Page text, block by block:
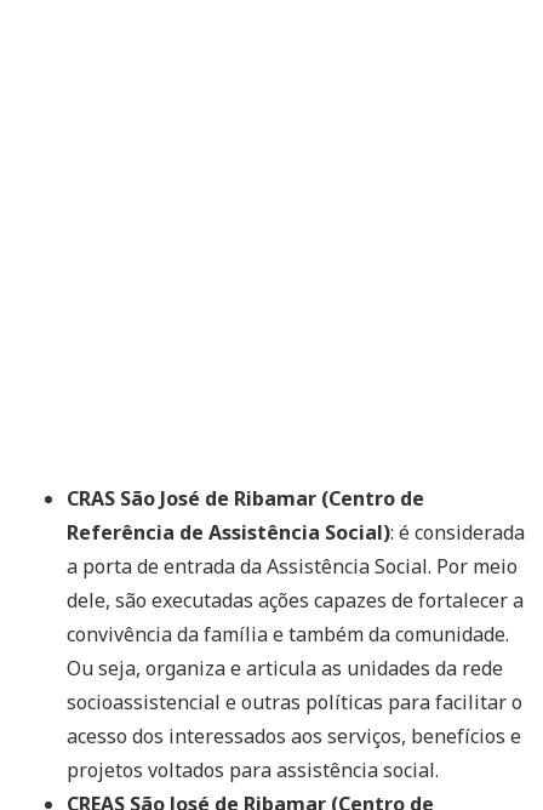
CRAS São José de Ribamar (Centro de
Referência de Assistência Social): é considerada
a porta de entrada da Assistência Social. Por meio
dele, são executadas ações capazes de fortalecer a
convivência da família e também da comunidade.
Ou seja, organiza e articula as unidades da rede
socioassistencial e outras políticas para facilitar o
acesso dos interessados aos serviços, benefícios e
projetos voltados para assistência social.
CREAS São José de Ribamar (Centro de